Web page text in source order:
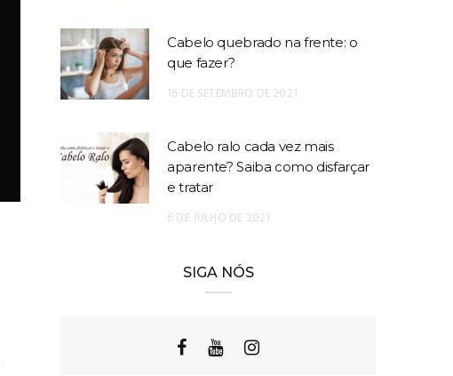
Cabelo quebrado na frente: o
que fazer?
16 DE SETEMBRO DE 2021
Cabelo ralo cada vez mais
aparente? Saiba como disfarçar
e tratar
6 DE JULHO DE 2021
SIGA NÓS